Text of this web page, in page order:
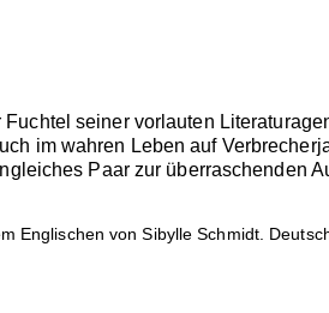
seiner vorlauten
im wahren Leben auf
Paar zur überraschenden
Englischen von Sibylle Schmidt.